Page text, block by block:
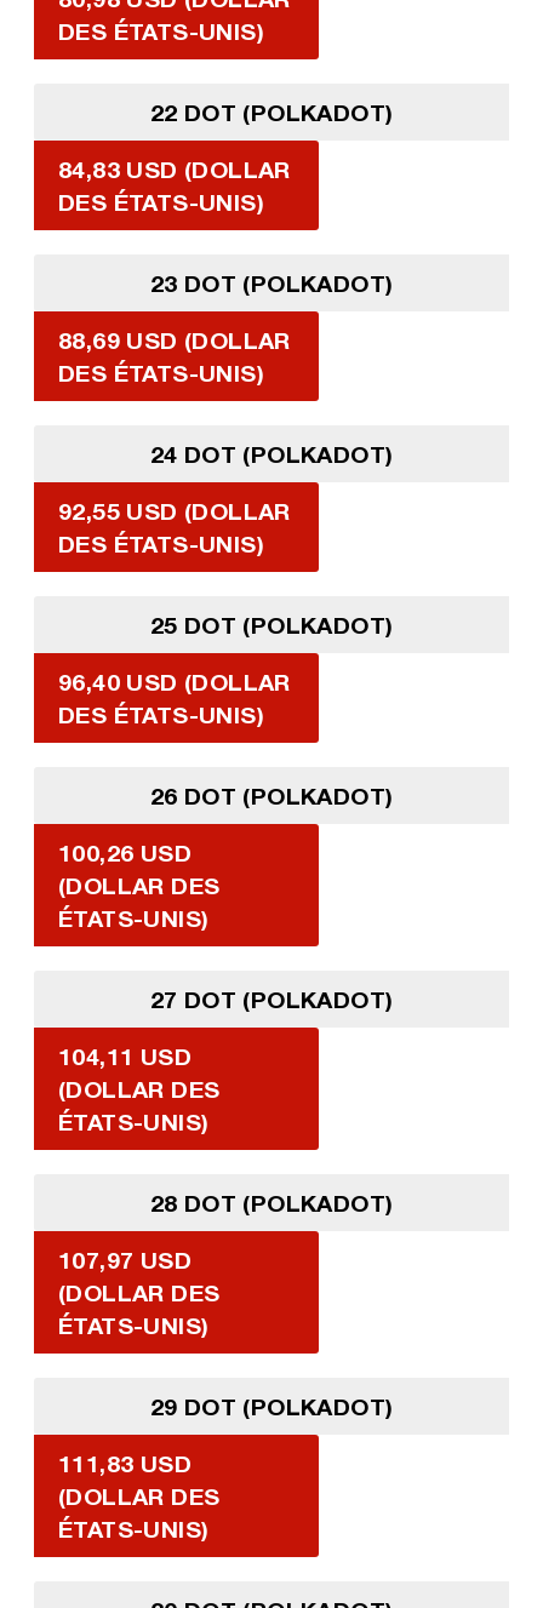
DES ÉTATS-UNIS)
22 DOT (POLKADOT)
84,83 USD (DOLLAR
DES ÉTATS-UNIS)
23 DOT (POLKADOT)
88,69 USD (DOLLAR
DES ÉTATS-UNIS)
24 DOT (POLKADOT)
92,55 USD (DOLLAR
DES ÉTATS-UNIS)
25 DOT (POLKADOT)
96,40 USD (DOLLAR
DES ÉTATS-UNIS)
26 DOT (POLKADOT)
100,26 USD
(DOLLAR DES
ÉTATS-UNIS)
27 DOT (POLKADOT)
104,11 USD
(DOLLAR DES
ÉTATS-UNIS)
28 DOT (POLKADOT)
107,97 USD
(DOLLAR DES
ÉTATS-UNIS)
29 DOT (POLKADOT)
111,83 USD
(DOLLAR DES
ÉTATS-UNIS)